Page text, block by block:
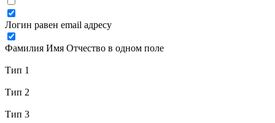
Логин равен email адресу
Фамилия Имя Отчество в одном поле
Тип 1
Тип 2
Тип 3